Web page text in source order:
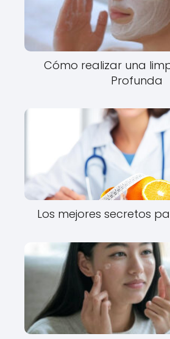
Cómo realizar una
Profunda
Los mejores secretos